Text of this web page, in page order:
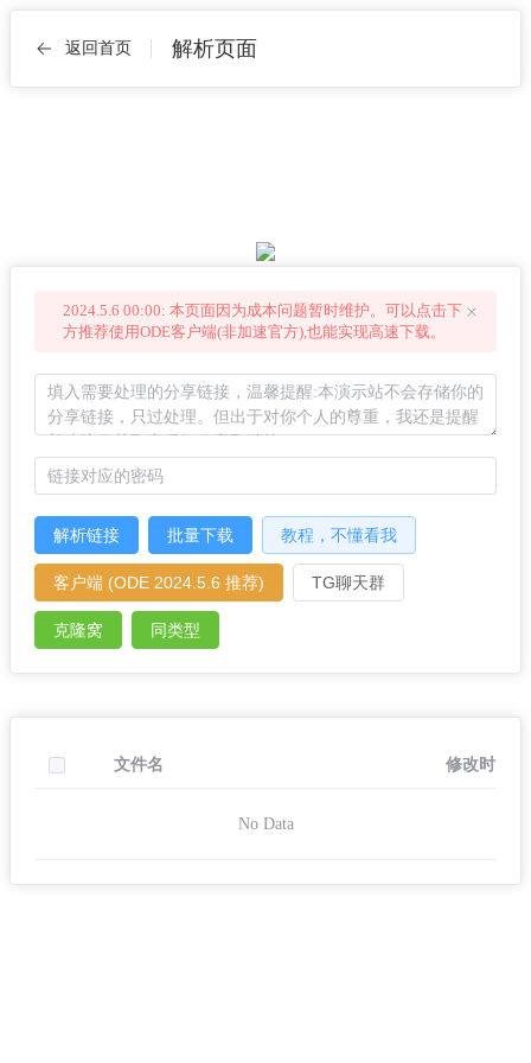
返回首页 解析页面
2024.5.6 00:00: 本页面因为成本问题暂时维护。可以点击下
方推荐使用ODE客户端(非加速官方),也能实现高速下载。
解析链接 批量下载 教程，不懂看我
客户端 (ODE 2024.5.6 推荐) TG聊天群
克隆窝 同类型
文件名 修改时间
No Data